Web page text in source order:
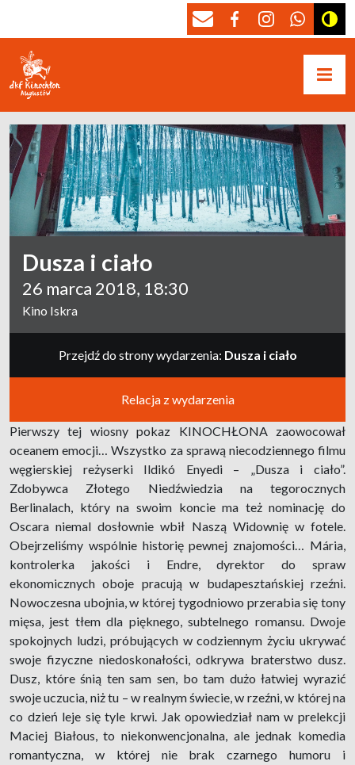
Dusza i ciało
26 marca 2018, 18:30
Kino Iskra
Przejdź do strony wydarzenia: Dusza i ciało
Relacja z wydarzenia
Pierwszy tej wiosny pokaz KINOCHŁONA zaowocował
oceanem emocji… Wszystko za sprawą niecodziennego filmu
węgierskiej reżyserki Ildikó Enyedi – „Dusza i ciało”.
Zdobywca Złotego Niedźwiedzia na tegorocznych
Berlinalach, który na swoim koncie ma też nominację do
Oscara niemal dosłownie wbił Naszą Widownię w fotele.
Obejrzeliśmy wspólnie historię pewnej znajomości… Mária,
kontrolerka jakości i Endre, dyrektor do spraw
ekonomicznych oboje pracują w budapesztańskiej rzeźni.
Nowoczesna ubojnia, w której tygodniowo przerabia się tony
mięsa, jest tłem dla pięknego, subtelnego romansu. Dwoje
spokojnych ludzi, próbujących w codziennym życiu ukrywać
swoje fizyczne niedoskonałości, odkrywa braterstwo dusz.
Dusz, które śnią ten sam sen, bo tam dużo łatwiej wyrazić
swoje uczucia, niż tu – w realnym świecie, w rzeźni, w której na
co dzień leje się tyle krwi. Jak opowiedział nam w prelekcji
Maciej Białous, to niekonwencjonalna, ale jednak komedia
romantyczna, w której nie brak czarnego humoru i